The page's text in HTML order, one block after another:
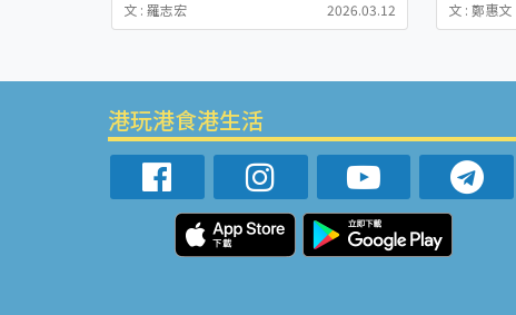
人：告別溫室
文 : 羅志宏 2026.03.12
回應疑
文 : 鄭惠文
港玩港食港生活